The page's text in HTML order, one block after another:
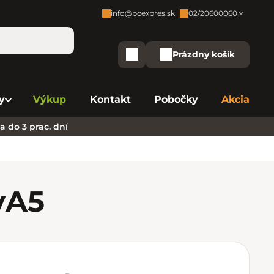
Zákaznícka podpora:
info@pcexpres.sk 02/20600060
Bratislava - Avion 02/20 60 00 61
Bratislava - Aupark
Bratislava - Eurovea
Nákupný košík
Prázdny košík
Výkup Kontakt Pobočky Akcia
do 3 prac. dní
A5